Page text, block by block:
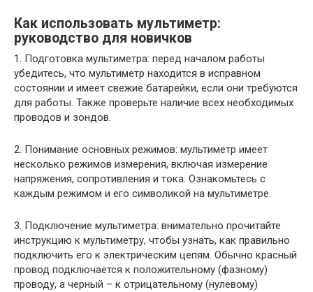
Как использовать мультиметр:
руководство для новичков
1. Подготовка мультиметра: перед началом работы
убедитесь, что мультиметр находится в исправном
состоянии и имеет свежие батарейки, если они требуются
для работы. Также проверьте наличие всех необходимых
проводов и зондов.
2. Понимание основных режимов: мультиметр имеет
несколько режимов измерения, включая измерение
напряжения, сопротивления и тока. Ознакомьтесь с
каждым режимом и его символикой на мультиметре.
3. Подключение мультиметра: внимательно прочитайте
инструкцию к мультиметру, чтобы узнать, как правильно
подключить его к электрическим цепям. Обычно красный
провод подключается к положительному (фазному)
проводу, а черный – к отрицательному (нулевому)